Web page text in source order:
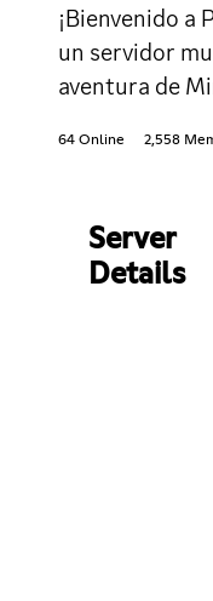
¡Bienvenido a
un servidor
aventura de
64 Online 2,558
Server
Details